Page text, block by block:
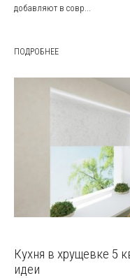
добавляют в совр...
ПОДРОБНЕЕ
Кухня в хрущевке 5
идеи